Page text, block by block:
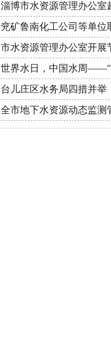
淄博市水资源管理办公室
兖矿鲁南化工公司等单位
市水资源管理办公室开展
世界水日，中国水周
台儿庄区水务局四措并
全市地下水资源动态监测